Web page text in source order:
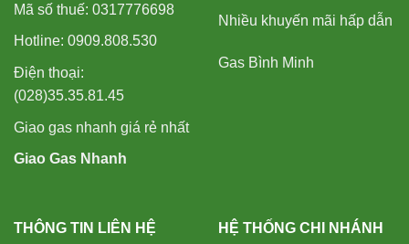
Mã số thuế: 0317776698
Hotline: 0909.808.530
Điện thoại:
(028)35.35.81.45
Giao gas nhanh giá rẻ nhất
Giao Gas Nhanh
Nhiều khuyến mãi hấp dẫn
Gas Bình Minh
THÔNG TIN LIÊN HỆ
HỆ THỐNG CHI NHÁNH